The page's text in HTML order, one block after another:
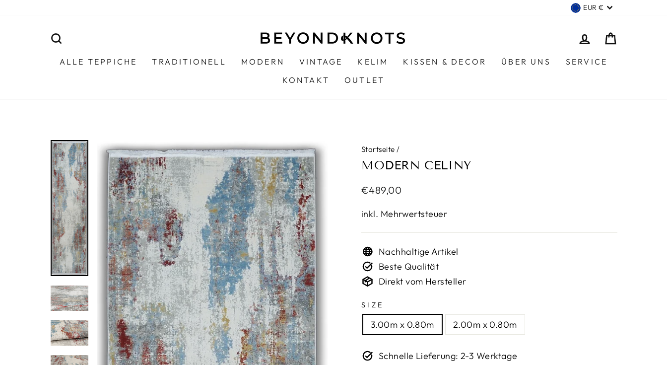
WÄHRUNG
EUR €
EINLOGGEN
ALLE TEPPICHE TRADITIONELL MODERN VINTAGE KELIM KISSEN & DECOR ÜBER UNS
SERVICE
KONTAKT
OUTLET
Startseite /
MODERN CELINY
Normaler
€489,00
inkl. Mehrwertsteuer
Nachhaltige Artikel
Beste Qualität
Direkt vom Hersteller
SIZE
3.00m x 0.80m 2.00m x 0.80m
Schnelle Lieferung: 2-3 Werktage